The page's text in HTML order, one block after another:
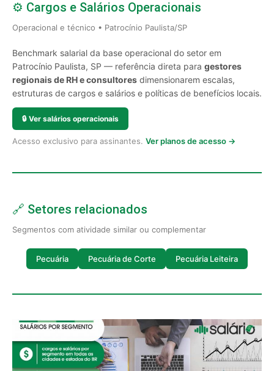
⚙️ Cargos e Salários Operacionais
Operacional e técnico • Patrocínio Paulista/SP
Benchmark salarial da base operacional do setor em
Patrocínio Paulista, SP — referência direta para gestores
regionais de RH e consultores dimensionarem escalas,
estruturas de cargos e salários e políticas de benefícios locais.
🔒 Ver salários operacionais
Acesso exclusivo para assinantes. Ver planos de acesso →
🔗 Setores relacionados
Segmentos com atividade similar ou complementar
Pecuária Pecuária de Corte Pecuária Leiteira